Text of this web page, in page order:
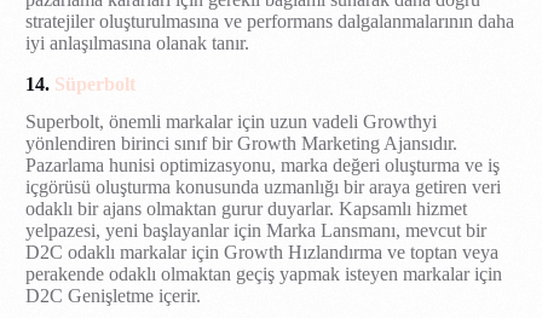
stratejiler oluşturulmasına ve performans dalgalanmalarının daha
iyi anlaşılmasına olanak tanır.
14. Süperbolt
Superbolt, önemli markalar için uzun vadeli Growthyi
yönlendiren birinci sınıf bir Growth Marketing Ajansıdır.
Pazarlama hunisi optimizasyonu, marka değeri oluşturma ve iş
içgörüsü oluşturma konusunda uzmanlığı bir araya getiren veri
odaklı bir ajans olmaktan gurur duyarlar. Kapsamlı hizmet
yelpazesi, yeni başlayanlar için Marka Lansmanı, mevcut bir
D2C odaklı markalar için Growth Hızlandırma ve toptan veya
perakende odaklı olmaktan geçiş yapmak isteyen markalar için
D2C Genişletme içerir.